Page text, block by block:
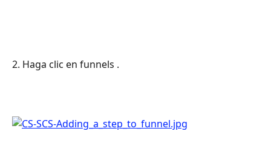
2. Haga clic en funnels .